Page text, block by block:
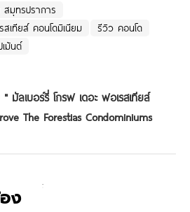
สมุทรปราการ
สเทียส์ คอนโดมิเนียม
รีวิว คอนโด
ม้นต์
" มัลเบอร์รี่ โกรฟ เดอะ ฟอเรสเทียส์
The Forestias Condominiums
ง